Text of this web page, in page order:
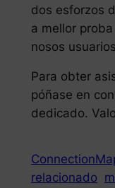
dos esforzos
a mellor
nosos
Para obter
póñase en
dedicado.
relacionado